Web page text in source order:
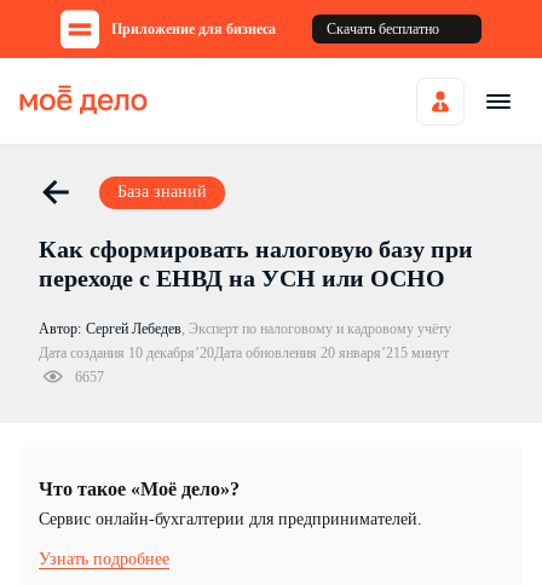
Приложение для бизнеса Скачать бесплатно
База знаний
Как сформировать налоговую базу при
переходе с ЕНВД на УСН или ОСНО
Автор: Сергей Лебедев, Эксперт по налоговому и кадровому учёту
Дата создания 10 декабря’20Дата обновления 20 января’215 минут
6657
Что такое «Моё дело»?
Cервис онлайн-бухгалтерии для предпринимателей.
Узнать подробнее